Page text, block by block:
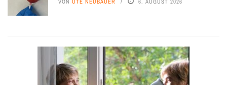
VON UTE NEUBAUER 6. AUGUST 2026